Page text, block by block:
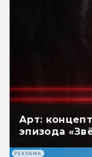
Арт:
эпизода
РЕКЛАМА